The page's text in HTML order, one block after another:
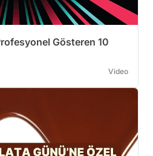
Gösteren 10
Video